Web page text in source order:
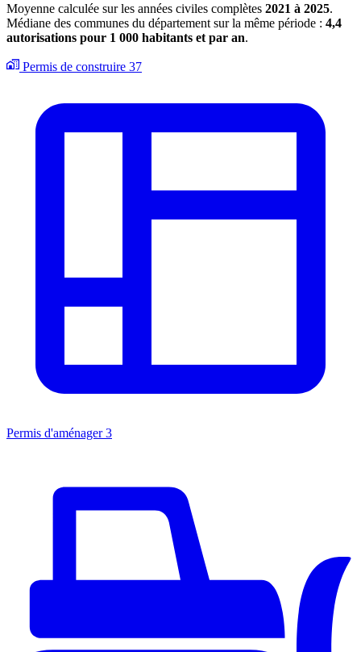
Moyenne calculée sur les années civiles complètes 2021 à 2025.
Médiane des communes du département sur la même période : 4,4
autorisations pour 1 000 habitants et par an.
Permis de construire 37
Permis d'aménager 3